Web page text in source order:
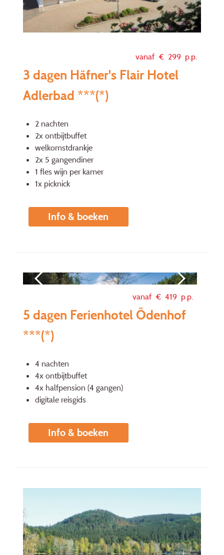
vanaf € 299 p.p.
3 dagen Häfner's Flair Hotel
Adlerbad ***(*)
2 nachten
2x ontbijtbuffet
welkomstdrankje
2x 5 gangendiner
1 fles wijn per kamer
1x picknick
Info & boeken
vanaf € 419 p.p.
5 dagen Ferienhotel Ödenhof
***(*)
4 nachten
4x ontbijtbuffet
4x halfpension (4 gangen)
digitale reisgids
Info & boeken